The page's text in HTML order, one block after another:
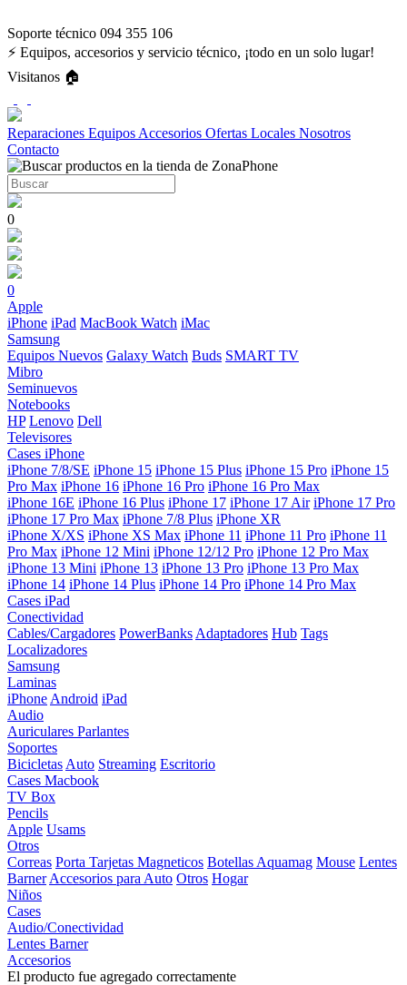
Soporte técnico 094 355 106
⚡ Equipos, accesorios y servicio técnico, ¡todo en un solo lugar!
Visitanos 🏠
Reparaciones Equipos Accesorios Ofertas Locales Nosotros
Contacto
0
0
Apple
iPhone iPad MacBook Watch iMac
Samsung
Equipos Nuevos Galaxy Watch Buds SMART TV
Mibro
Seminuevos
Notebooks
HP Lenovo Dell
Televisores
Cases iPhone
iPhone 7/8/SE iPhone 15 iPhone 15 Plus iPhone 15 Pro iPhone 15
Pro Max iPhone 16 iPhone 16 Pro iPhone 16 Pro Max
iPhone 16E iPhone 16 Plus iPhone 17 iPhone 17 Air iPhone 17 Pro
iPhone 17 Pro Max iPhone 7/8 Plus iPhone XR
iPhone X/XS iPhone XS Max iPhone 11 iPhone 11 Pro iPhone 11
Pro Max iPhone 12 Mini iPhone 12/12 Pro iPhone 12 Pro Max
iPhone 13 Mini iPhone 13 iPhone 13 Pro iPhone 13 Pro Max
iPhone 14 iPhone 14 Plus iPhone 14 Pro iPhone 14 Pro Max
Cases iPad
Conectividad
Cables/Cargadores PowerBanks Adaptadores Hub Tags
Localizadores
Samsung
Laminas
iPhone Android iPad
Audio
Auriculares Parlantes
Soportes
Bicicletas Auto Streaming Escritorio
Cases Macbook
TV Box
Pencils
Apple Usams
Otros
Correas Porta Tarjetas Magneticos Botellas Aquamag Mouse Lentes
Barner Accesorios para Auto Otros Hogar
Niños
Cases
Audio/Conectividad
Lentes Barner
Accesorios
El producto fue agregado correctamente